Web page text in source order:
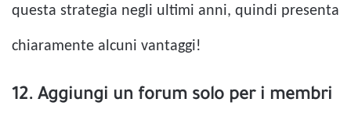
questa strategia negli ultimi anni, quindi presenta
chiaramente alcuni vantaggi!
12. Aggiungi un forum solo per i membri